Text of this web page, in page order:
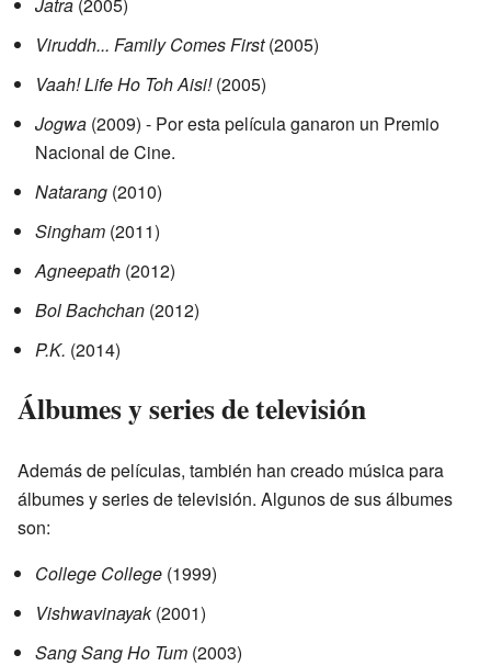
Viruddh... Family Comes First(2005)
Vaah! Life Ho Toh Aisi!(2005)
Jogwa (2009) - Por esta película ganaron un Premio
Nacional de Cine.
Natarang (2010)
Singham (2011)
Agneepath (2012)
Bol Bachchan (2012)
P.K. (2014)
Álbumes y series de televisión
Además de películas, también han creado música para
álbumes y series de televisión. Algunos de sus álbumes
son:
College College (1999)
Vishwavinayak(2001)
Sang Sang Ho Tum (2003)